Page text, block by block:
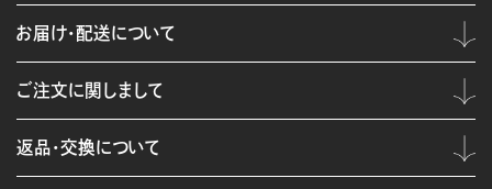
お届け・配送について
ご注文に関しまして
返品・交換について